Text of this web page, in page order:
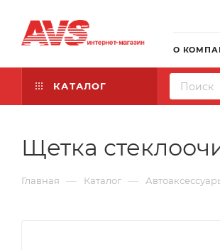
О
КАТАЛОГ
Щетка
Главная — Каталог —